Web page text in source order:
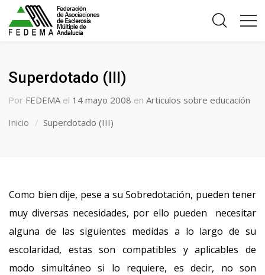
Superdotado (III)
Por FEDEMA el 14 mayo 2008 en Articulos sobre educación
Inicio
Superdotado (III)
Como bien dije, pese a su Sobredotación, pueden tener
muy diversas necesidades, por ello pueden necesitar
alguna de las siguientes medidas a lo largo de su
escolaridad, estas son compatibles y aplicables de
modo simultáneo si lo requiere, es decir, no son